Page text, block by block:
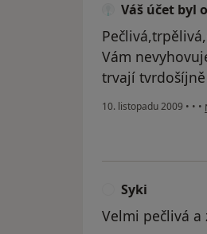
Váš účet byl
Vám
trvají
10. listopadu 2009 • • •
Syki
Velmi pečlivá a